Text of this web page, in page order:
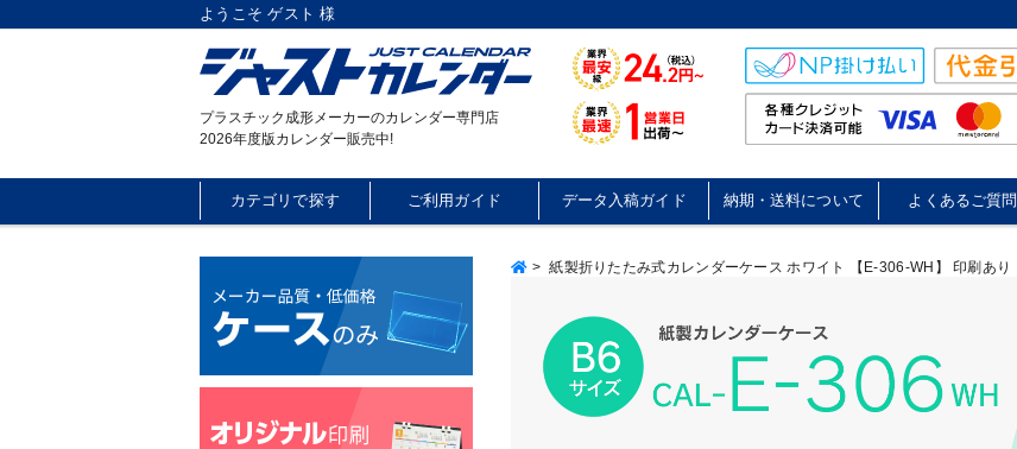
ようこそ ゲスト 様
プラスチック成形メーカーのカレンダー専門店
2026年度版カレンダー販売中!
カテゴリで探す ご利用ガイド データ入稿ガイド 納期・送料について よくあるご質問
> 紙製折りたたみ式カレンダーケース ホワイト 【E-306-WH】 印刷あり